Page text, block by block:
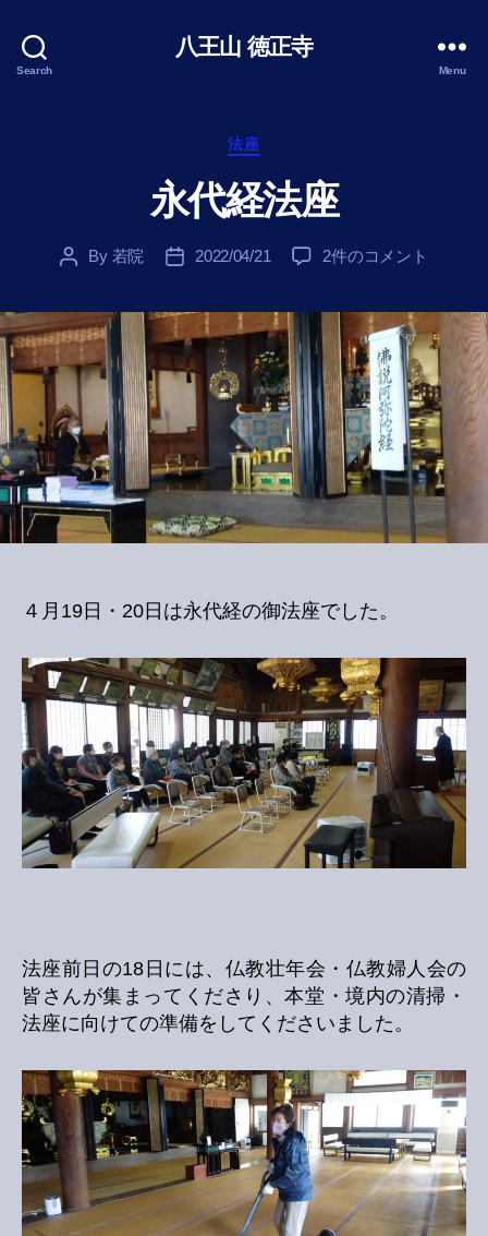
Search
八王山 徳正寺
Menu
Categories
法座
永代経法座
PostBy 若院
Post2022/04/21
永
座
へ
の
2件のコメント
４月19日・20日は永代経の御法座でした。
法座前日の18日には、仏教壮年会・仏教婦人会の
皆さんが集まってくださり、本堂・境内の清掃・
法座に向けての準備をしてくださいました。